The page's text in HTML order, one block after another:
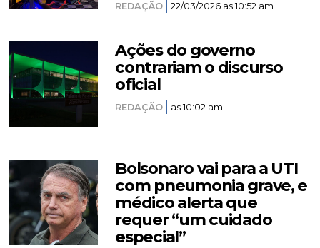
REDAÇÃO 22/03/2026 as 10:52 am
Ações do governo
contrariam o discurso
oficial
REDAÇÃO as 10:02 am
Bolsonaro vai para a UTI
com pneumonia grave, e
médico alerta que
requer “um cuidado
especial”